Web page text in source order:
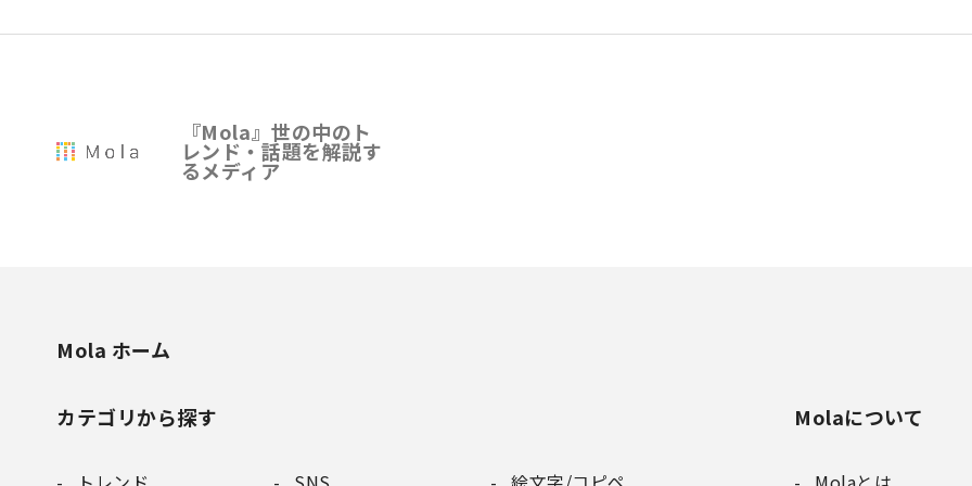
『Mola』世の中のト
レンド・話題を解説す
るメディア
Mola ホーム
カテゴリから探す Molaについて